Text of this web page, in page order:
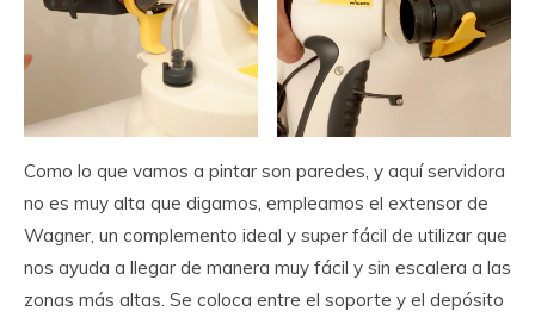
Como lo que vamos a pintar son paredes, y aquí servidora
no es muy alta que digamos, empleamos el extensor de
Wagner, un complemento ideal y super fácil de utilizar que
nos ayuda a llegar de manera muy fácil y sin escalera a las
zonas más altas. Se coloca entre el soporte y el depósito